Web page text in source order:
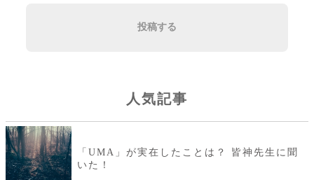
投稿する
人気記事
「UMA」が実在したことは？ 皆神先生に聞
いた！